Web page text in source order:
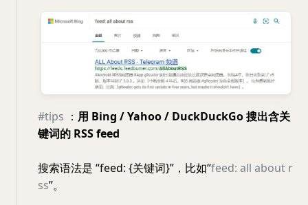
#tips ： 用 Bing / Yahoo / DuckDuckGo 搜出含关
键词的 RSS feed
搜索语法是 “feed: {关键词}”，比如“feed: all about r
ss”。